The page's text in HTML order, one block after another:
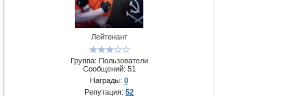
Лейтенант
Группа: Пользователи
Сообщений: 51
Награды: 0
Репутация: 52